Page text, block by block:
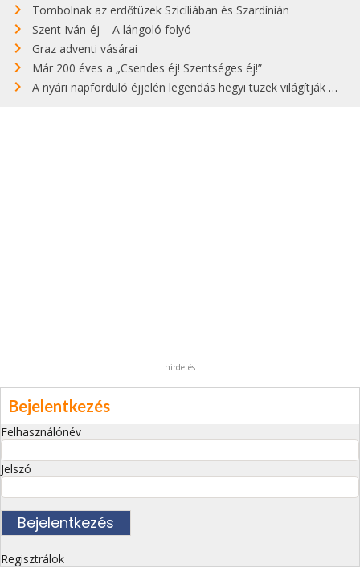
Tombolnak az erdőtüzek Szicíliában és Szardínián
Szent Iván-éj – A lángoló folyó
Graz adventi vásárai
Már 200 éves a „Csendes éj! Szentséges éj!”
A nyári napforduló éjjelén legendás hegyi tüzek világítják meg Zugspitzét
hirdetés
Bejelentkezés
Felhasználónév
Jelszó
Regisztrálok